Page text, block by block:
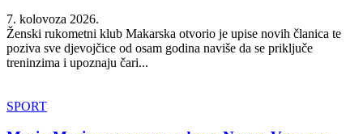
7. kolovoza 2026.
Ženski rukometni klub Makarska otvorio je upise novih članica te
poziva sve djevojčice od osam godina naviše da se priključe
treninzima i upoznaju čari...
SPORT